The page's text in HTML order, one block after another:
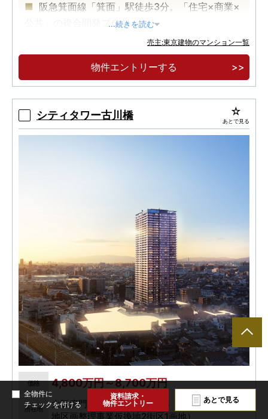
阪急箕面線「箕面」駅徒歩3分。「住宅×商業×
公共」の複合開発プロジェクト。
...続きを読む
売主:東京建物のマンション一覧
物件エントリーする
シティタワー古川橋 あとで見る
価格 4,800万円～8,700万円
所在地
大阪府門真市幸福町2024番3（門真市幸福東土
地区画整理事業仮換地2街区1画地）
全物件に
チェックを付ける
資料請求・
物件エントリー
あとで見る